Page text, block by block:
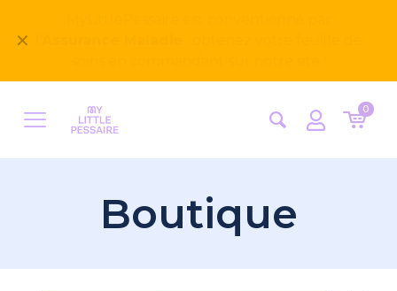
✕
0
Boutique